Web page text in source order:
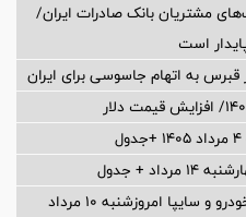
مشتریان بانک صادرات ایران/
است
به اتهام جاسوسی برای ایران
+ جدول
تغییر تند قیمت محصولات ایران‌خودرو و سایپا امروزشنبه ۱۰ مرداد